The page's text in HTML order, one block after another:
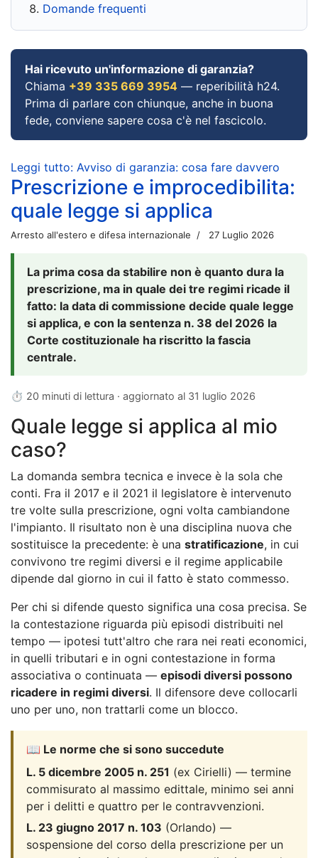
Domande frequenti
Hai ricevuto un'informazione di garanzia?
Chiama +39 335 669 3954 — reperibilità h24.
Prima di parlare con chiunque, anche in buona
fede, conviene sapere cosa c'è nel fascicolo.
Leggi tutto: Avviso di garanzia: cosa fare davvero
Prescrizione e improcedibilita:
quale legge si applica
Arresto all'estero e difesa internazionale 27 Luglio 2026
La prima cosa da stabilire non è quanto dura la
prescrizione, ma in quale dei tre regimi ricade il
fatto: la data di commissione decide quale legge
si applica, e con la sentenza n. 38 del 2026 la
Corte costituzionale ha riscritto la fascia
centrale.
⏱ 20 minuti di lettura · aggiornato al 31 luglio 2026
Quale legge si applica al mio
caso?
La domanda sembra tecnica e invece è la sola che
conti. Fra il 2017 e il 2021 il legislatore è intervenuto
tre volte sulla prescrizione, ogni volta cambiandone
l'impianto. Il risultato non è una disciplina nuova che
sostituisce la precedente: è una stratificazione, in cui
convivono tre regimi diversi e il regime applicabile
dipende dal giorno in cui il fatto è stato commesso.
Per chi si difende questo significa una cosa precisa. Se
la contestazione riguarda più episodi distribuiti nel
tempo — ipotesi tutt'altro che rara nei reati economici,
in quelli tributari e in ogni contestazione in forma
associativa o continuata — episodi diversi possono
ricadere in regimi diversi. Il difensore deve collocarli
uno per uno, non trattarli come un blocco.
📖 Le norme che si sono succedute
L. 5 dicembre 2005 n. 251 (ex Cirielli) — termine
commisurato al massimo edittale, minimo sei anni
per i delitti e quattro per le contravvenzioni.
L. 23 giugno 2017 n. 103 (Orlando) —
sospensione del corso della prescrizione per un